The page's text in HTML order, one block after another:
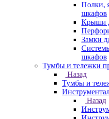
Полки,
шкафов
Крыши
Замки
шкафов
Тумбы и тележки
Назад
Тумбы и
Назад